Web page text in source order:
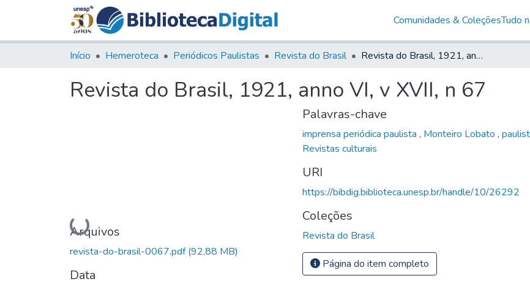
Comunidades & ColeçõesTudo
Início Hemeroteca Periódicos Paulistas Revista do Brasil Revista do Brasil, 1921, anno VI, v XVII, n 67
Revista do Brasil, 1921, anno VI, v XVII, n 67
Carregando...
Arquivos
revista-do-brasil-0067.pdf(92,88 MB)
Data
Palavras-chave
imprensa periódica paulista , Monteiro Lobato ,
Revistas culturais
URI
https://bibdig.biblioteca.unesp.br/handle/10/26292
Coleções
Revista do Brasil
Página do item completo